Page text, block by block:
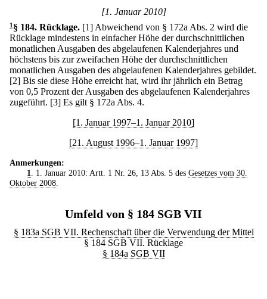
[1. Januar 2010]
1 § 184. Rücklage. [1] Abweichend von § 172a Abs. 2 wird die
Rücklage mindestens in einfacher Höhe der durchschnittlichen
monatlichen Ausgaben des abgelaufenen Kalenderjahres und
höchstens bis zur zweifachen Höhe der durchschnittlichen
monatlichen Ausgaben des abgelaufenen Kalenderjahres gebildet.
[2] Bis sie diese Höhe erreicht hat, wird ihr jährlich ein Betrag
von 0,5 Prozent der Ausgaben des abgelaufenen Kalenderjahres
zugeführt. [3] Es gilt § 172a Abs. 4.
[1. Januar 1997–1. Januar 2010]
[21. August 1996–1. Januar 1997]
Anmerkungen:
1
. 1. Januar 2010: Artt. 1 Nr. 26, 13 Abs. 5 des Gesetzes vom 30.
Oktober 2008
Umfeld von § 184 SGB VII
§ 183a SGB VII. Rechenschaft über die Verwendung der Mittel
§ 184 SGB VII. Rücklage
§ 184a SGB VII